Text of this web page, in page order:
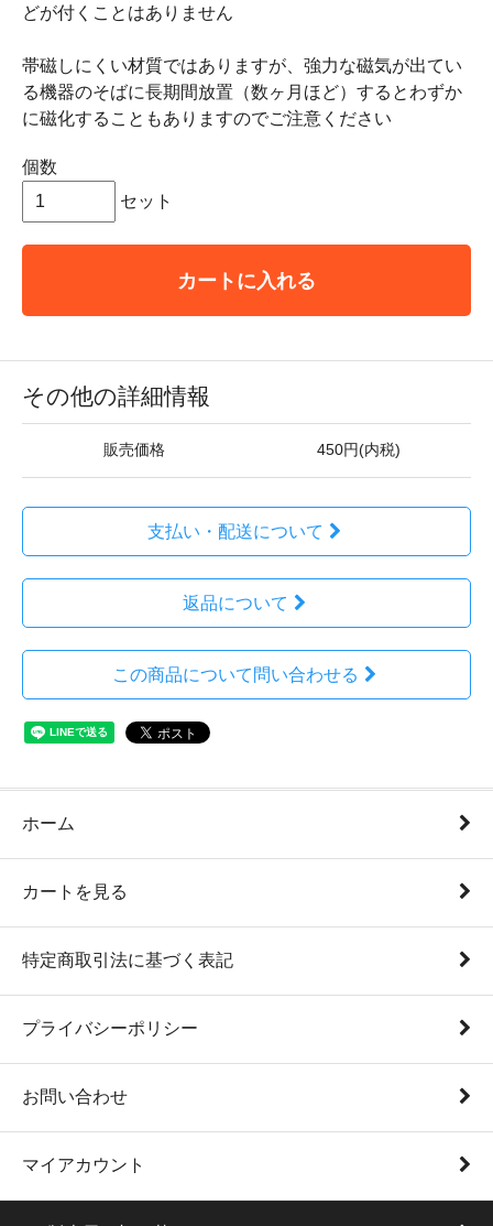
どが付くことはありません
帯磁しにくい材質ではありますが、強力な磁気が出てい
る機器のそばに長期間放置（数ヶ月ほど）するとわずか
に磁化することもありますのでご注意ください
個数
セット
カートに入れる
その他の詳細情報
販売価格 450円(内税)
支払い・配送について
返品について
この商品について問い合わせる
ホーム
カートを見る
特定商取引法に基づく表記
プライバシーポリシー
お問い合わせ
マイアカウント